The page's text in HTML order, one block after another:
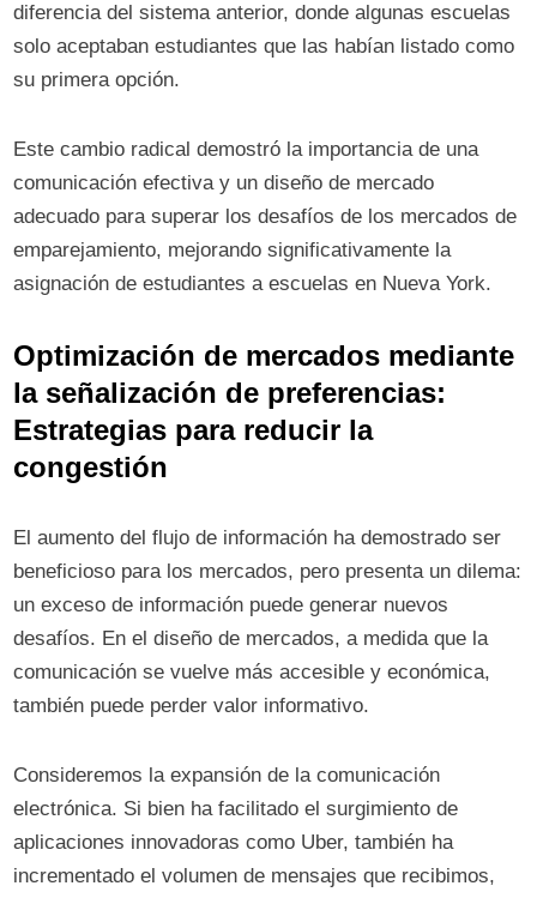
diferencia del sistema anterior, donde algunas escuelas
solo aceptaban estudiantes que las habían listado como
su primera opción.
Este cambio radical demostró la importancia de una
comunicación efectiva y un diseño de mercado
adecuado para superar los desafíos de los mercados de
emparejamiento, mejorando significativamente la
asignación de estudiantes a escuelas en Nueva York.
Optimización de mercados mediante
la señalización de preferencias:
Estrategias para reducir la
congestión
El aumento del flujo de información ha demostrado ser
beneficioso para los mercados, pero presenta un dilema:
un exceso de información puede generar nuevos
desafíos. En el diseño de mercados, a medida que la
comunicación se vuelve más accesible y económica,
también puede perder valor informativo.
Consideremos la expansión de la comunicación
electrónica. Si bien ha facilitado el surgimiento de
aplicaciones innovadoras como Uber, también ha
incrementado el volumen de mensajes que recibimos,